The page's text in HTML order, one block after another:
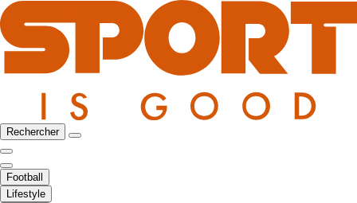
Rechercher
Football
Lifestyle